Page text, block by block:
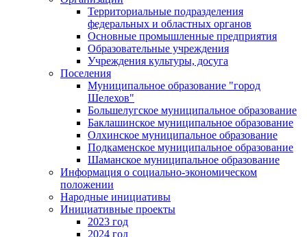
Территориальные подразделения
федеральных и областных органов
Основные промышленные предприятия
Образовательные учреждения
Учреждения культуры, досуга
Поселения
Муниципальное образование "город
Шелехов"
Большелугское муниципальное образование
Баклашинское муниципальное образование
Олхинское муниципальное образование
Подкаменское муниципальное образование
Шаманское муниципальное образование
Информация о социально-экономическом
положении
Народные инициативы
Инициативные проекты
2023 год
2024 год